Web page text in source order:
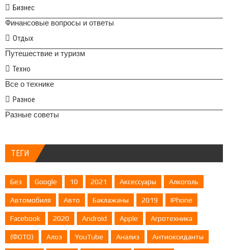
Бизнес
Финансовые вопросы и ответы
Отдых
Путешествие и туризм
Техно
Все о технике
Разное
Разные советы
ТЕГИ
Без Google 10 2021 Аксессуары Алкоголь
Автомобиля Авто Баклажаны 2019 IPhone
Facebook 2020 Android Apple Агротехника
(ФОТО) Алоэ YouTube Анализ Антиоксиданты